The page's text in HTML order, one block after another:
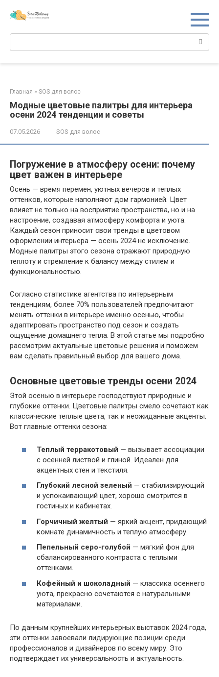
Главная » SOS для волос
Модные цветовые палитры для интерьера
осени 2024 тенденции и советы
07.05.2026 SOS для волос
Погружение в атмосферу осени: почему
цвет важен в интерьере
Осень — время перемен, уютных вечеров и теплых
оттенков, которые наполняют дом гармонией. Цвет
влияет не только на восприятие пространства, но и на
настроение, создавая атмосферу комфорта и уюта.
Каждый сезон приносит свои тренды в цветовом
оформлении интерьера — осень 2024 не исключение.
Модные палитры этого сезона отражают природную
теплоту и стремление к балансу между стилем и
функциональностью.
Согласно статистике агентства по интерьерным
тенденциям, более 70% пользователей предпочитают
менять оттенки в интерьере именно осенью, чтобы
адаптировать пространство под сезон и создать
ощущение домашнего тепла. В этой статье мы подробно
рассмотрим актуальные цветовые решения и поможем
вам сделать правильный выбор для вашего дома.
Основные цветовые тренды осени 2024
Этой осенью в интерьере господствуют природные и
глубокие оттенки. Цветовые палитры смело сочетают как
классические теплые цвета, так и неожиданные акценты.
Вот главные оттенки сезона:
Теплый терракотовый — вызывает ассоциации
с осенней листвой и глиной. Идеален для
акцентных стен и текстиля.
Глубокий лесной зеленый — стабилизирующий
и успокаивающий цвет, хорошо смотрится в
гостиных и кабинетах.
Горчичный желтый — яркий акцент, придающий
комнате динамичность и теплую атмосферу.
Пепельный серо-голубой — мягкий фон для
сбалансированного контраста с теплыми
оттенками.
Кофейный и шоколадный — классика осеннего
уюта, прекрасно сочетаются с натуральными
материалами.
По данным крупнейших интерьерных выставок 2024 года,
эти оттенки завоевали лидирующие позиции среди
профессионалов и дизайнеров по всему миру. Это
подтверждает их универсальность и актуальность.